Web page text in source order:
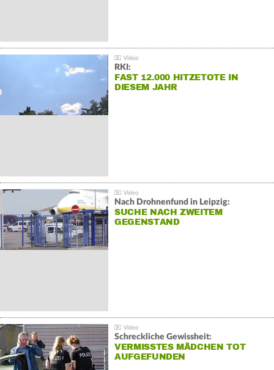
RKI:
FAST 12.000 HITZETOTE IN
DIESEM JAHR
Nach Drohnenfund in Leipzig:
SUCHE NACH ZWEITEM
GEGENSTAND
Schreckliche Gewissheit:
VERMISSTES MÄDCHEN TOT
AUFGEFUNDEN